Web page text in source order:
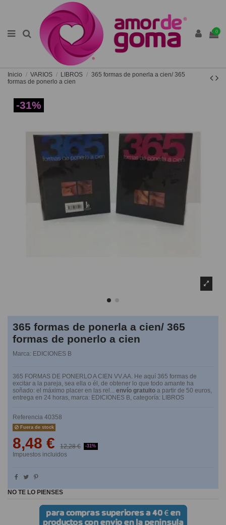
0
Inicio VARIOS LIBROS
365 formas de ponerla a cien/ 365
formas de ponerlo a cien
-31%
365 formas de ponerla a cien/ 365
formas de ponerlo a cien
Marca: EDICIONES B
365 FORMAS DE PONERLO A CIEN VV.AA. He aquí 365 formas de
excitar a la pareja, sea ella o él, de obtener lo que todo amante ha
soñado: el máximo placer en las rel... envío gratuito a partir de 50 euros,
entrega en 24 horas, marca: EDICIONES B, categoría: LIBROS
Referencia 40358
Fuera de stock
8,48 € 12,28 € -31%
Impuestos incluidos
NO TE LO PIENSES